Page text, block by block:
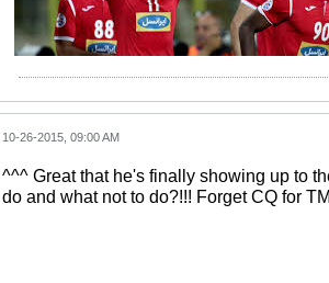
10-26-2015, 09:00 AM
^^^ Great that he's finally showing up to
do and what not to do?!!! Forget CQ for